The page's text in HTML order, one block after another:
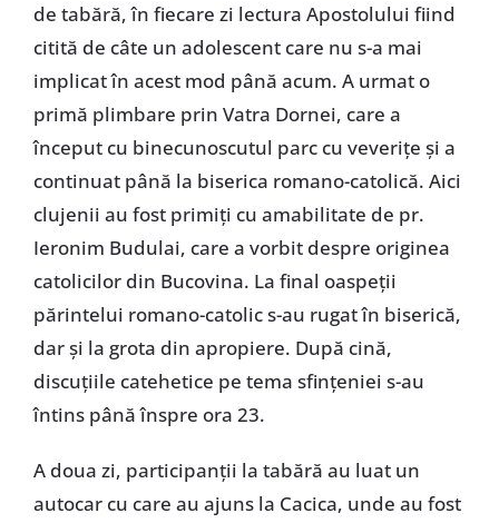
de tabără, în fiecare zi lectura Apostolului fiind
citită de câte un adolescent care nu s-a mai
implicat în acest mod până acum. A urmat o
primă plimbare prin Vatra Dornei, care a
început cu binecunoscutul parc cu veveriţe şi a
continuat până la biserica romano-catolică. Aici
clujenii au fost primiţi cu amabilitate de pr.
Ieronim Budulai, care a vorbit despre originea
catolicilor din Bucovina. La final oaspeţii
părintelui romano-catolic s-au rugat în biserică,
dar şi la grota din apropiere. După cină,
discuţiile catehetice pe tema sfinţeniei s-au
întins până înspre ora 23.
A doua zi, participanţii la tabără au luat un
autocar cu care au ajuns la Cacica, unde au fost